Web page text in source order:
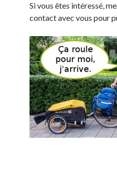
Si vous êtes intéressé,
contact avec vous pour